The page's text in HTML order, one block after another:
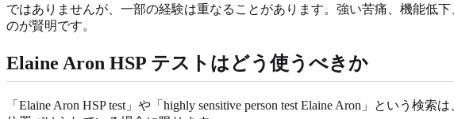
ではありませんが、一部の経験は重なることがあります。強い苦痛、機能低
のが賢明です。
Elaine Aron HSP テストはどう使うべきか
「Elaine Aron HSP test」や「highly sensitive person test Elaine Aron」という